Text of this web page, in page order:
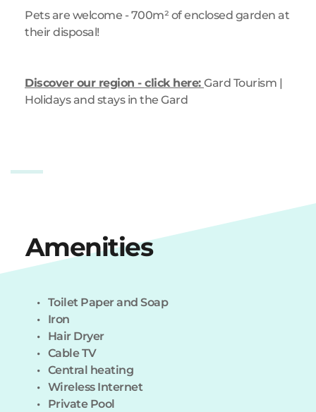
Pets are welcome - 700m² of enclosed garden at
their disposal!
Discover our region - click here: Gard Tourism |
Holidays and stays in the Gard
Amenities
Toilet Paper and Soap
Iron
Hair Dryer
Cable TV
Central heating
Wireless Internet
Private Pool